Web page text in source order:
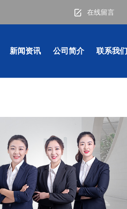
在线留言
型材拉弯
成都弯管加工-铝材弯弧
新闻资讯 公司简介 联系我们